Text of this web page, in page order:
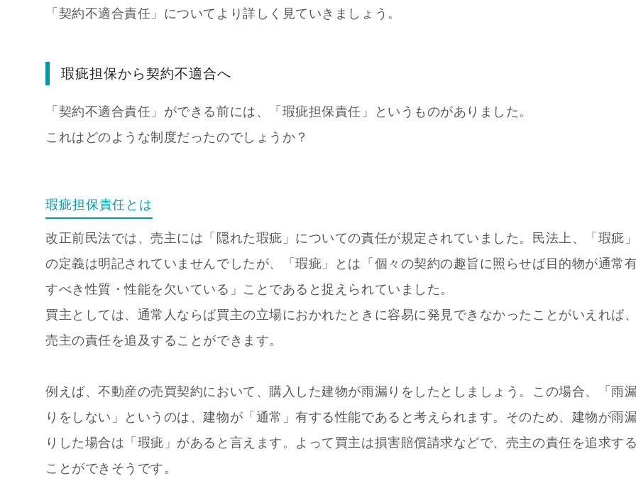
「契約不適合責任」についてより詳しく見ていきましょう。
瑕疵担保から契約不適合へ
「契約不適合責任」ができる前には、「瑕疵担保責任」というものがありました。
これはどのような制度だったのでしょうか？
瑕疵担保責任とは
改正前民法では、売主には「隠れた瑕疵」についての責任が規定されていました。民法上、「瑕疵
の定義は明記されていませんでしたが、「瑕疵」とは「個々の契約の趣旨に照らせば目的物が通常
すべき性質・性能を欠いている」ことであると捉えられていました。
買主としては、通常人ならば買主の立場におかれたときに容易に発見できなかったことがいえれば
売主の責任を追及することができます。
例えば、不動産の売買契約において、購入した建物が雨漏りをしたとしましょう。
この場合、「雨
りをしない」というのは、建物が「通常」有する性能であると考えられます。そのため、建物が雨
りした場合は「瑕疵」があると言えます。 よって買主は損害賠償請求などで、売主の責任を追求す
ことができそうです。